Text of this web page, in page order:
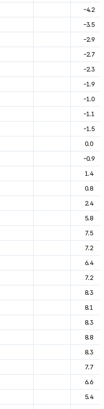
-4.2
-3.5
-2.9
-2.7
-2.3
-1.9
-1.0
-1.1
-1.5
0.0
-0.9
1.4
0.8
2.4
5.8
7.5
7.2
6.4
7.2
8.3
8.1
8.3
8.8
8.3
7.7
6.6
5.4